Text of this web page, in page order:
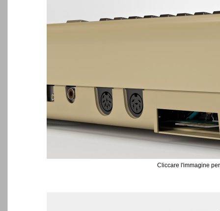
Cliccare l'immagine